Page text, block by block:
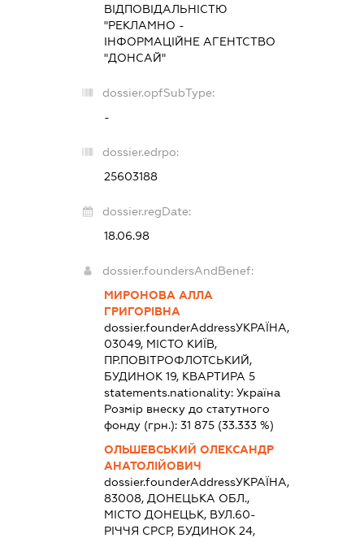
ВІДПОВІДАЛЬНІСТЮ
"РЕКЛАМНО -
ІНФОРМАЦІЙНЕ АГЕНТСТВО
"ДОНСАЙ"
dossier.opfSubType:
-
dossier.edrpo:
25603188
dossier.regDate:
18.06.98
dossier.foundersAndBenef:
МИРОНОВА АЛЛА
ГРИГОРІВНА
dossier.founderAddressУКРАЇНА,
03049, МІСТО КИЇВ,
ПР.ПОВІТРОФЛОТСЬКИЙ,
БУДИНОК 19, КВАРТИРА 5
statements.nationality: Україна
Розмір внеску до статутного
фонду (грн.): 31 875(33.333 %)
ОЛЬШЕВСЬКИЙ ОЛЕКСАНДР
АНАТОЛІЙОВИЧ
dossier.founderAddressУКРАЇНА,
83008, ДОНЕЦЬКА ОБЛ.,
МІСТО ДОНЕЦЬК, ВУЛ.60-
РІЧЧЯ СРСР, БУДИНОК 24,